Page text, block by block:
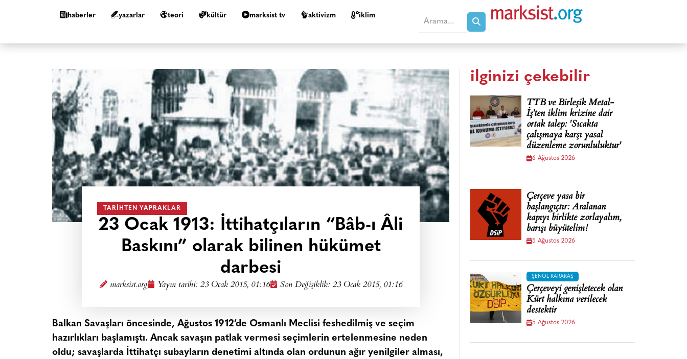
haberler yazarlar teori kültür marksist tv aktivizm i̇klim
TARIHTEN YAPRAKLAR
23 Ocak 1913: İttihatçıların “Bâb-ı Âli
Baskını” olarak bilinen hükümet
darbesi
marksist.org Yayın tarihi: 23 Ocak 2015, 01:16 Son Değişiklik: 23 Ocak 2015, 01:16
Balkan Savaşları öncesinde, Ağustos 1912’de Osmanlı Meclisi feshedilmiş ve seçim
hazırlıkları başlamıştı. Ancak savaşın patlak vermesi seçimlerin ertelenmesine neden
oldu; savaşlarda İttihatçı subayların denetimi altında olan ordunun ağır yenilgiler alması,
ilginizi çekebilir
TTB ve Birleşik Metal-
İş'ten iklim krizine dair
ortak talep: 'Sıcakta
çalışmaya karşı yasal
düzenleme zorunluluktur'
6 Ağustos 2026
Çerçeve yasa bir
başlangıçtır: Aralanan
kapıyı birlikte zorlayalım,
barışı büyütelim!
5 Ağustos 2026
ŞENOL KARAKAŞ
Çerçeveyi genişletecek olan
Kürt halkına verilecek
destektir
5 Ağustos 2026